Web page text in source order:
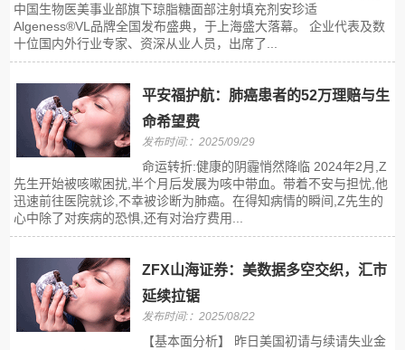
中国生物医美事业部旗下琼脂糖面部注射填充剂安珍适
Algeness®VL品牌全国发布盛典，于上海盛大落幕。 企业代表及数
十位国内外行业专家、资深从业人员，出席了...
平安福护航：肺癌患者的52万理赔与生
命希望费
发布时间:：2025/09/29
命运转折:健康的阴霾悄然降临 2024年2月,Z
先生开始被咳嗽困扰,半个月后发展为咳中带血。带着不安与担忧,他
迅速前往医院就诊,不幸被诊断为肺癌。在得知病情的瞬间,Z先生的
心中除了对疾病的恐惧,还有对治疗费用...
ZFX山海证券：美数据多空交织，汇市
延续拉锯
发布时间:：2025/08/22
【基本面分析】 昨日美国初请与续请失业金